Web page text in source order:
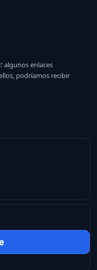
algunos enlaces
podríamos recibir